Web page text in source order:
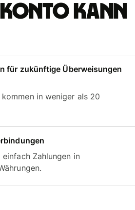
Konto kann
für zukünftige Überweisungen
in weniger als 20
Zahlungen in